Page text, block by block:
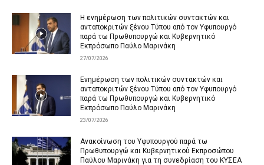
Η ενημέρωση των πολιτικών συντακτών και
ανταποκριτών ξένου Τύπου από τον Υφυπουργό
παρά τω Πρωθυπουργώ και Κυβερνητικό
Εκπρόσωπο Παύλο Μαρινάκη
27/07/2026
Ενημέρωση των πολιτικών συντακτών και
ανταποκριτών ξένου Τύπου από τον Υφυπουργό
παρά τω Πρωθυπουργώ και Κυβερνητικό
Εκπρόσωπο Παύλο Μαρινάκη
23/07/2026
Ανακοίνωση του Υφυπουργού παρά τω
Πρωθυπουργώ και Κυβερνητικού Εκπροσώπου
Παύλου Μαρινάκη για τη συνεδρίαση του ΚΥΣΕΑ